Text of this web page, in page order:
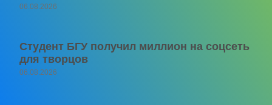
06.08.2026
Студент БГУ получил миллион на соцсеть
для творцов
06.08.2026